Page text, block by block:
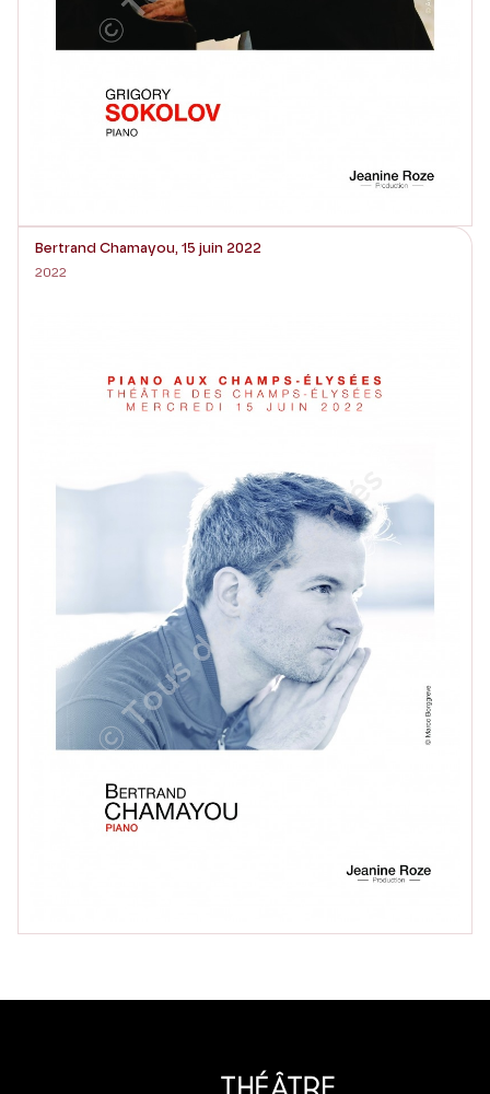
Bertrand Chamayou, 15 juin 2022
2022